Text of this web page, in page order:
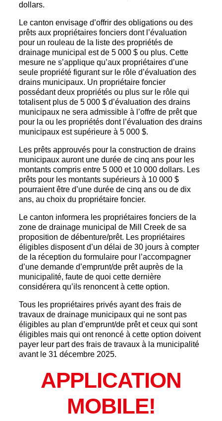
dollars.
Le canton envisage d’offrir des obligations ou des
prêts aux propriétaires fonciers dont l’évaluation
pour un rouleau de la liste des propriétés de
drainage municipal est de 5 000 $ ou plus. Cette
mesure ne s’applique qu’aux propriétaires d’une
seule propriété figurant sur le rôle d’évaluation des
drains municipaux. Un propriétaire foncier
possédant deux propriétés ou plus sur le rôle qui
totalisent plus de 5 000 $ d’évaluation des drains
municipaux ne sera admissible à l’offre de prêt que
pour la ou les propriétés dont l’évaluation des drains
municipaux est supérieure à 5 000 $.
Les prêts approuvés pour la construction de drains
municipaux auront une durée de cinq ans pour les
montants compris entre 5 000 et 10 000 dollars. Les
prêts pour les montants supérieurs à 10 000 $
pourraient être d’une durée de cinq ans ou de dix
ans, au choix du propriétaire foncier.
Le canton informera les propriétaires fonciers de la
zone de drainage municipal de Mill Creek de sa
proposition de débenture/prêt. Les propriétaires
éligibles disposent d’un délai de 30 jours à compter
de la réception du formulaire pour l’accompagner
d’une demande d’emprunt/de prêt auprès de la
municipalité, faute de quoi cette dernière
considérera qu’ils renoncent à cette option.
Tous les propriétaires privés ayant des frais de
travaux de drainage municipaux qui ne sont pas
éligibles au plan d’emprunt/de prêt et ceux qui sont
éligibles mais qui ont renoncé à cette option doivent
payer leur part des frais de travaux à la municipalité
avant le 31 décembre 2025.
APPLICATION
MOBILE!